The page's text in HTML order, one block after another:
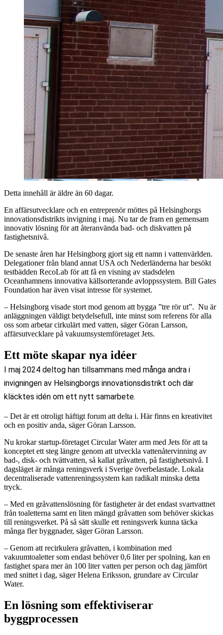
Detta innehåll är äldre än 60 dagar.
En affärsutvecklare och en entreprenör möttes på Helsingborgs
innovationsdistrikts invigning i maj. Nu tar de fram en gemensam
innovativ lösning för att återanvända bad- och diskvatten på
fastighetsnivå.
De senaste åren har Helsingborg gjort sig ett namn i vattenvärlden.
Delegationer från bland annat USA och Nederländerna har besökt
testbädden RecoLab för att få en visning av stadsdelen
Oceanhamnens innovativa källsorterande avloppssystem. Bill Gates
Foundation har även visat intresse för systemet.
– Helsingborg visade stort mod genom att bygga ”tre rör ut”. Nu är
anläggningen väldigt betydelsefull, inte minst som referens för alla
oss som arbetar cirkulärt med vatten, säger Göran Larsson,
affärsutvecklare på vakuumsystemföretaget Jets.
Ett möte skapar nya idéer
I maj 2024 deltog han tillsammans med många andra i
invigningen av Helsingborgs innovationsdistrikt och där
kläcktes idén om ett nytt samarbete.
– Det är ett otroligt häftigt forum att delta i. Här finns en kreativitet
och en positiv anda, säger Göran Larsson.
Nu krokar startup-företaget Circular Water arm med Jets för att ta
konceptet ett steg längre genom att utveckla vattenåtervinning av
bad-, disk- och tvättvatten, så kallat gråvatten, på fastighetsnivå. I
dagsläget är många reningsverk i Sverige överbelastade. Lokala
decentraliserade vattenreningssystem kan radikalt minska detta
tryck.
– Med en gråvattenslösning för fastigheter är det endast svartvattnet
från toaletterna samt en liten mängd gråvatten som behöver skickas
till reningsverket. På så sätt skulle ett reningsverk kunna täcka
många fler byggnader, säger Göran Larsson.
– Genom att recirkulera gråvatten, i kombination med
vakuumtoaletter som endast behöver 0,6 liter per spolning, kan en
fastighet spara mer än 100 liter vatten per person och dag jämfört
med snittet i dag, säger Helena Eriksson, grundare av Circular
Water.
En lösning som effektiviserar
byggprocessen